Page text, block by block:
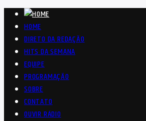
HOME
DIRETO DA REDAÇÃO
HITS DA SEMANA
EQUIPE
PROGRAMAÇÃO
SOBRE
CONTATO
OUVIR RÁDIO